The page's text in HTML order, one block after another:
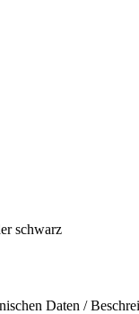
schwarz
Daten /